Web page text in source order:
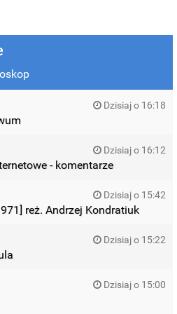
Dzisiaj o 16:18
Dzisiaj o 16:12
- komentarze
Dzisiaj o 15:42
reż. Andrzej Kondratiuk
Dzisiaj o 15:22
Dzisiaj o 15:00